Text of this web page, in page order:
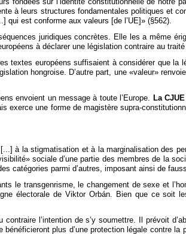
à leurs structures fondamentales politiques et
qui est conforme aux valeurs [de l’UE]» (§562).
juridiques concrètes. Elle les a même
à déclarer une législation contraire au
textes européens suffisaient à considérer que
hongroise. D’autre part, une «valeur»
envoient un message à toute l’Europe. La
exerce une forme de magistère supra-
à la stigmatisation et à la marginalisation des
sociale d’une partie des membres de la
catégories parmi d’autres, imposant ainsi de
le transgenrisme, le changement de sexe et
électorale de Viktor Orbán. Bien que ce
l’intention de s’y soumettre. Il prévoit
plus d’une protection légale contre la